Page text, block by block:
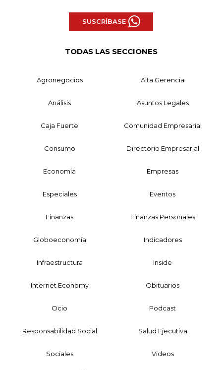
SUSCRÍBASE
TODAS LAS SECCIONES
Agronegocios Alta Gerencia
Análisis Asuntos Legales
Caja Fuerte Comunidad Empresarial
Consumo Directorio Empresarial
Economía Empresas
Especiales Eventos
Finanzas Finanzas Personales
Globoeconomía Indicadores
Infraestructura Inside
Internet Economy Obituarios
Ocio Podcast
Responsabilidad Social Salud Ejecutiva
Sociales Videos